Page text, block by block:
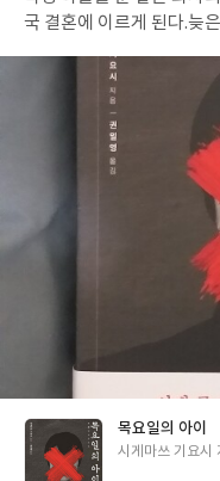
기 힘든 문제 라고 생각하
생각하고 많은 생각들을
적인 해결방안을 찾는 것
선의 길이 아닐까... 왜 누군가의 엄청난 희생이 있어야만 희망이라
는 단어가 생기는걸까...너무
눈! 이에는 이!처럼 폭력
인하여 피해자가 가해자
키타 같은 학생과 가자미
꿈꾸며 '죄인이 기도할 때'
국 결혼에 이르게 된다.늦
지가 되겠다는 걱정 보다
을 마련하기로 하는데 집
비명과 함께 "유타로!"라
오카에서 벌어진 너무나
소년범과 아들 하루히코
들 아홉명을 죽인 소년과
까 아니면 7년 전 사건의 또 다른 시
가 시게마쓰 기요시의 신
길한 기운속에서 7년 전
건과 시미즈의 아들 하루
하고 무난해 보이는 일상
들,소년범죄,학교폭력,가
계속에서 그것을 극복 하
들이 최선을 다하고 노력
위화감이 들며 시미즈는
목요일의 아이
글
시게마쓰 기요시